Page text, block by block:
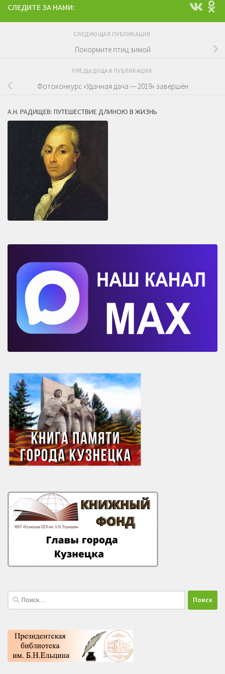
СЛЕДИТЕ ЗА НАМИ:
СЛЕДУЮЩАЯ ПУБЛИКАЦИЯ
Покормите птиц зимой
ПРЕДЫДУЩАЯ ПУБЛИКАЦИЯ
Фотоконкурс «Удачная дача — 2019» завершён
А.Н. РАДИЩЕВ: ПУТЕШЕСТВИЕ ДЛИНОЮ В ЖИЗНЬ
Найти: